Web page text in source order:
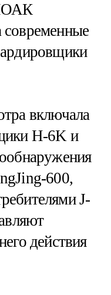
современные
включала
H-6K и
600,
J-
действия